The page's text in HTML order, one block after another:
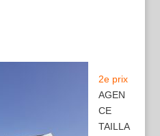
2e prix
AGEN
CE
TAILLA